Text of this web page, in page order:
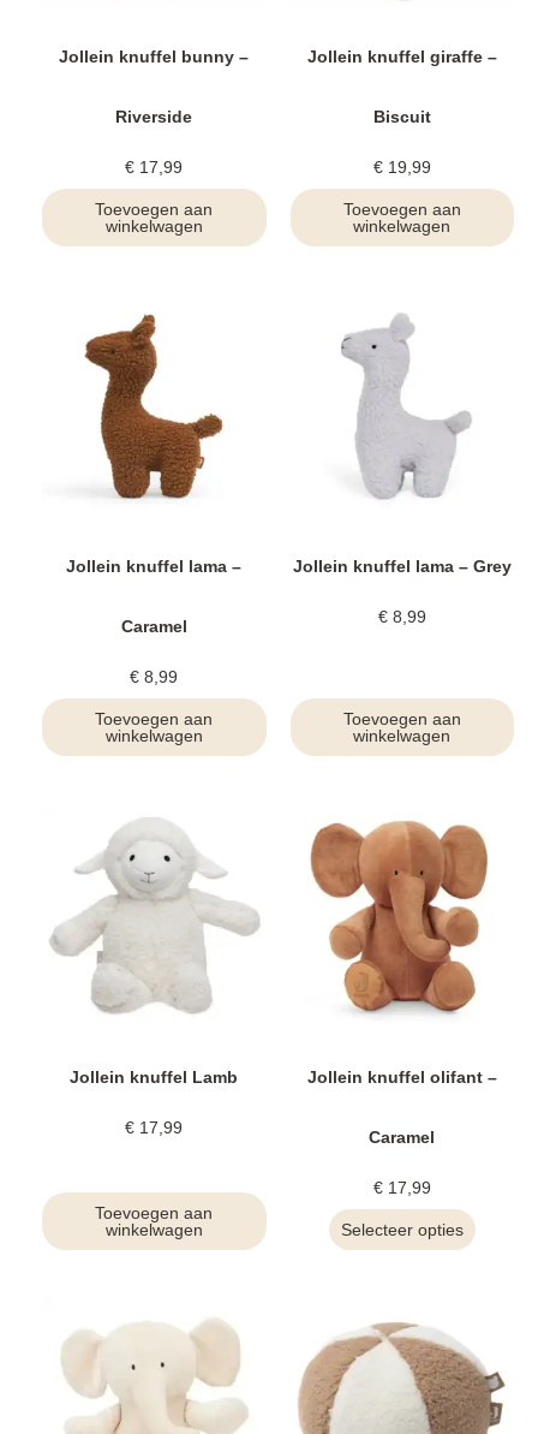
Jollein knuffel bunny –
Riverside
€ 17,99
Toevoegen aan
winkelwagen
Jollein knuffel giraffe –
Biscuit
€19,99
Toevoegen aan
winkelwagen
Jollein knuffel lama –
Caramel
€ 8,99
Toevoegen aan
winkelwagen
Jollein knuffel lama – Grey
€8,99
Toevoegen aan
winkelwagen
Jollein knuffel Lamb
€ 17,99
Toevoegen aan
winkelwagen
Jollein knuffel olifant –
Caramel
€17,99
Selecteer opties